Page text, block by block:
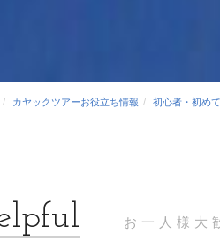
カヤックツアーお役立ち情報 初心者・初め
お一人様大